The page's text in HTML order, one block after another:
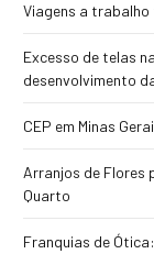
Viagens a
Excesso de telas
desenvolvimento
CEP em Minas
Arranjos de Flores
Quarto
Franquias de